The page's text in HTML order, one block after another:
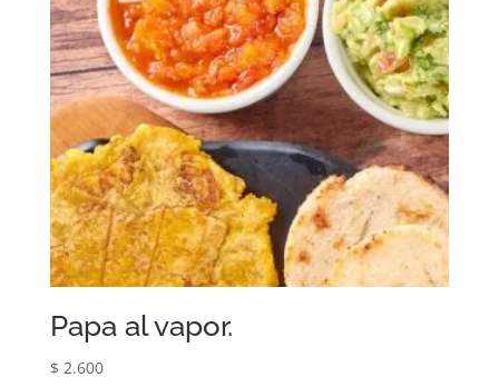
Papa al vapor.
$ 2.600